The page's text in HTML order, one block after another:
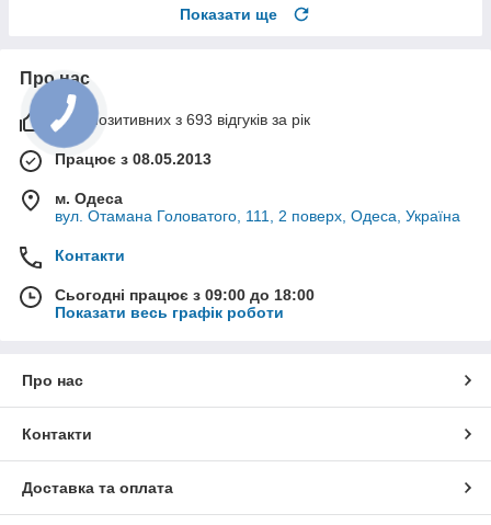
Показати ще
Про нас
99% позитивних з 693 відгуків за рік
Працює з 08.05.2013
м. Одеса
вул. Отамана Головатого, 111, 2 поверх, Одеса, Україна
Контакти
Сьогодні працює з 09:00 до 18:00
Показати весь графік роботи
Про нас
Контакти
Доставка та оплата